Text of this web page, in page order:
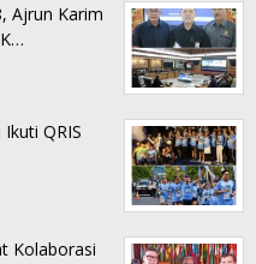
Ajrun Karim
QRIS
Kolaborasi